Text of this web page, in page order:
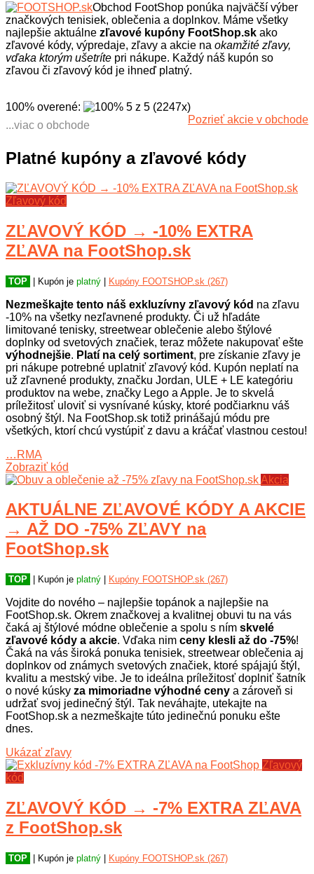
Obchod FootShop ponúka najväčší výber
značkových tenisiek, oblečenia a doplnkov. Máme všetky
najlepšie aktuálne zľavové kupóny FootShop.sk ako
zľavové kódy, výpredaje, zľavy a akcie na okamžité zľavy,
vďaka ktorým ušetríte pri nákupe. Každý náš kupón so
zľavou či zľavový kód je ihneď platný.
100% overené: 5 z 5 (2247x)
Pozrieť akcie v obchode
V eshope FootShop.sk môžete nájsť
značiek, oblečenia na všetky ročné
obdobia, množstvo doplnkov a
množstvo inšpirácií pre najnovšie
módne trendy. Eshop je veľmi
prehľadne usporiadaný, aby bol
nákup čo najjednoduchší. Na výber
máte z celosvetovo populárnych
značiek ako napríklad Adidas, Nike,
Jordan, Vans, Converse, Reebok,
a stovky ďalších. Ak hľadáte vhodný
výberom podľa ich tipov na darček
pre kohokoľvek. Pri nákupe online
vás určite potešia kupóny uvedené
nižšie, vďaka ktorým môžete ušetriť.
...viac o obchode
Platné kupóny a zľavové kódy
Zľavový kód
ZĽAVOVÝ KÓD → -10% EXTRA
ZĽAVA na FootShop.sk
TOP | Kupón je platný | Kupóny FOOTSHOP.sk (267)
Nezmeškajte tento náš exkluzívny zľavový kód na zľavu
-10% na všetky nezľavnené produkty. Či už hľadáte
limitované tenisky, streetwear oblečenie alebo štýlové
doplnky od svetových značiek, teraz môžete nakupovať ešte
výhodnejšie. Platí na celý sortiment, pre získanie zľavy je
pri nákupe potrebné uplatniť zľavový kód. Kupón neplatí na
už zľavnené produkty, značku Jordan, ULE + LE kategóriu
produktov na webe, značky Lego a Apple. Je to skvelá
príležitosť uloviť si vysnívané kúsky, ktoré podčiarknu váš
osobný štýl. Na FootShop.sk totiž prinášajú módu pre
všetkých, ktorí chcú vystúpiť z davu a kráčať vlastnou cestou!
…RMA
Zobraziť kód
Akcia
AKTUÁLNE ZĽAVOVÉ KÓDY A AKCIE
→ AŽ DO -75% ZĽAVY na
FootShop.sk
TOP | Kupón je platný Kupóny FOOTSHOP.sk (267)
Vojdite do nového – najlepšie topánok a najlepšie na
FootShop.sk. Okrem značkovej a kvalitnej obuvi tu na vás
čaká aj štýlové módne oblečenie a spolu s ním skvelé
zľavové kódy a akcie. Vďaka nim ceny klesli až do -75%!
Čaká na vás široká ponuka tenisiek, streetwear oblečenia aj
doplnkov od známych svetových značiek, ktoré spájajú štýl,
kvalitu a mestský vibe. Je to ideálna príležitosť doplniť šatník
o nové kúsky za mimoriadne výhodné ceny a zároveň si
udržať svoj jedinečný štýl. Tak neváhajte, utekajte na
FootShop.sk a nezmeškajte túto jedinečnú ponuku ešte
dnes.
Ukázať zľavy
Zľavový
kód
ZĽAVOVÝ KÓD → -7% EXTRA ZĽAVA
z FootShop.sk
TOP | Kupón je platný Kupóny FOOTSHOP.sk (267)